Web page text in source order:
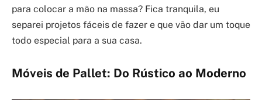
para colocar a mão na massa? Fica tranquila, eu
separei projetos fáceis de fazer e que vão dar um toque
todo especial para a sua casa.
Móveis de Pallet: Do Rústico ao Moderno